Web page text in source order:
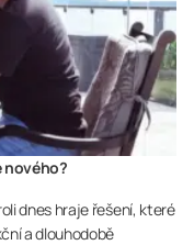
nového?
dnes hraje řešení, které
a dlouhodobě